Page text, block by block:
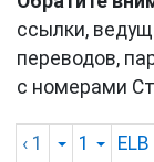
ссылки,
переводов,
с номерами
‹ 1 1 ELB